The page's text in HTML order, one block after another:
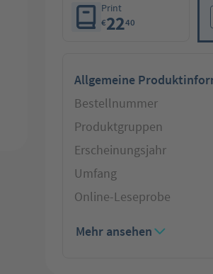
Print
€2240
Allgemeine
Bestellnummer
Produktgruppen
Erscheinungsjahr
Umfang
Online-Leseprobe
Mehr ansehen